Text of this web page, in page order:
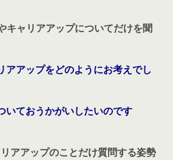
キャリアアップについてだけを聞
アアップをどのようにお考えでし
いておうかがいしたいのです
アアップのことだけ質問する姿勢